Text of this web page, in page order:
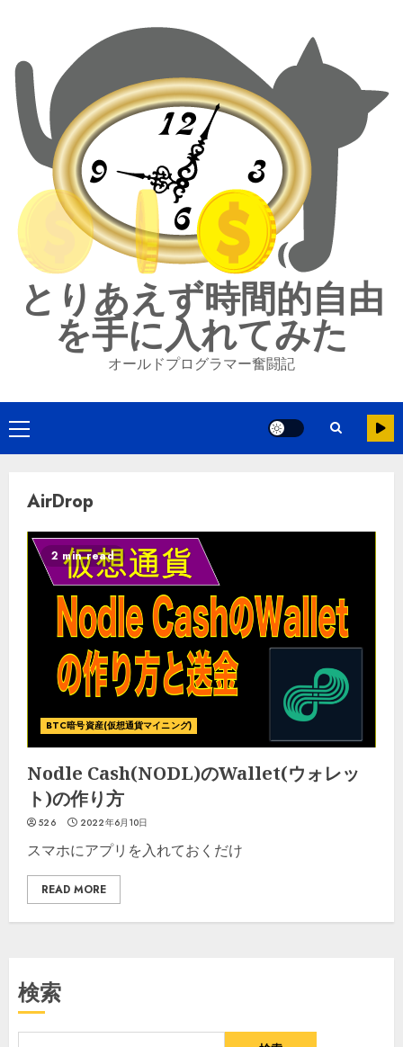
とりあえず時間的自由
を手に入れてみた
オールドプログラマー奮闘記
AirDrop
2 min read
BTC暗号資産(仮想通貨マイニング)
Nodle Cash(NODL)のWallet(ウォレッ
ト)の作り方
526 2022年6月10日
スマホにアプリを入れておくだけ
READ MORE
検索